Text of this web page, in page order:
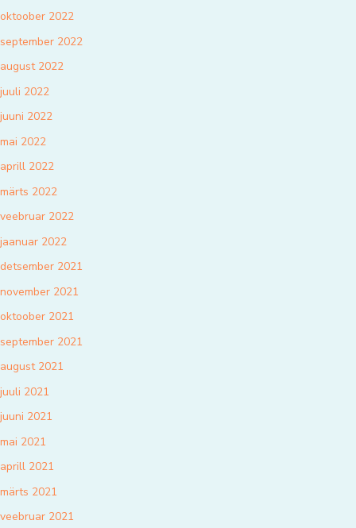
oktoober 2022
september 2022
august 2022
juuli 2022
juuni 2022
mai 2022
aprill 2022
märts 2022
veebruar 2022
jaanuar 2022
detsember 2021
november 2021
oktoober 2021
september 2021
august 2021
juuli 2021
juuni 2021
mai 2021
aprill 2021
märts 2021
veebruar 2021